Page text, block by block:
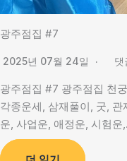
광주점집 #7
2025년 07월 24일 댓
광주점집 #7 광주점집 천
각종운세, 삼재풀이, 굿,
운, 사업운, 애정운, 시험운